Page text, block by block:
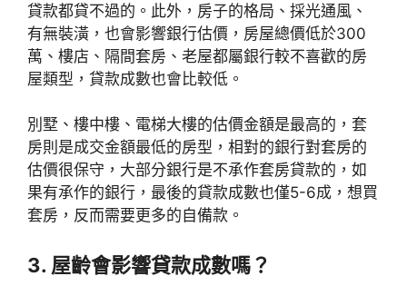
貸款都貸不過的。此外，房子的格局、採光通風、
有無裝潢，也會影響銀行估價，房屋總價低於300
萬、樓店、隔間套房、老屋都屬銀行較不喜歡的房
屋類型，貸款成數也會比較低。
別墅、樓中樓、電梯大樓的估價金額是最高的，套
房則是成交金額最低的房型，相對的銀行對套房的
估價很保守，大部分銀行是不承作套房貸款的，如
果有承作的銀行，最後的貸款成數也僅5-6成，想買
套房，反而需要更多的自備款。
3. 屋齡會影響貸款成數嗎？